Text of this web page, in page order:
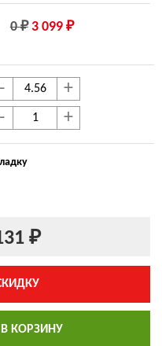
0 ₽ 3 099 ₽
- +
- +
₽
КОРЗИНУ